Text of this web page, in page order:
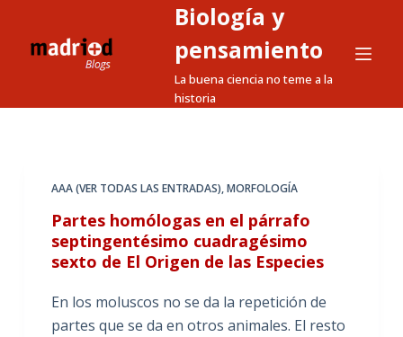
a
Biología y
pensamiento
La buena ciencia no teme a la
historia
AAA (VER TODAS LAS ENTRADAS),MORFOLOGÍA
Partes homólogas en el párrafo
septingentésimo cuadragésimo
sexto de El Origen de las Especies
En los moluscos no se da la repetición de
partes que se da en otros animales. El resto